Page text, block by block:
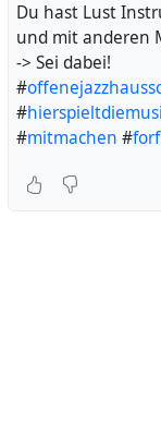
Du hast Lust
und mit anderen
-> Sei dabei!
#
#
#mitmachen #